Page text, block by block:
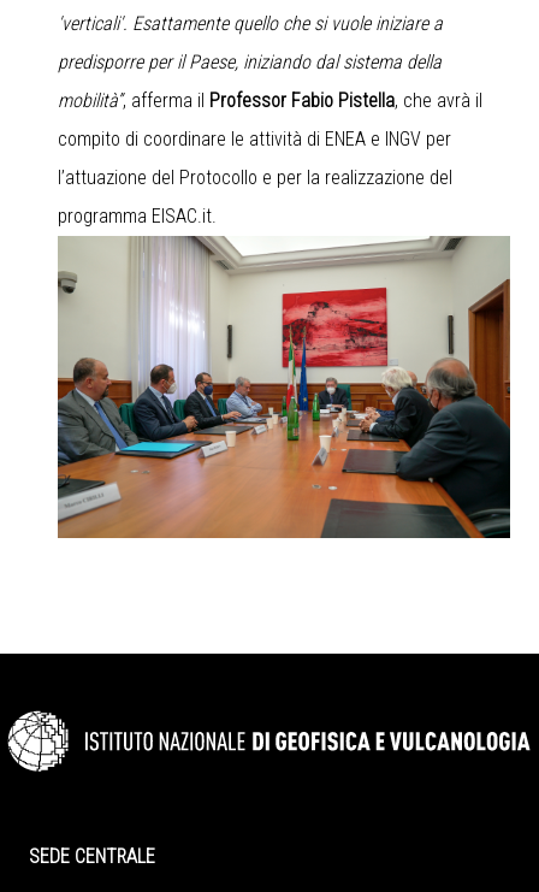
'verticali'. Esattamente quello che si vuole iniziare a
predisporre per il Paese, iniziando dal sistema della
mobilità”, afferma il Professor Fabio Pistella, che avrà il
compito di coordinare le attività di ENEA e INGV per
l’attuazione del Protocollo e per la realizzazione del
programma EISAC.it.
SEDE CENTRALE